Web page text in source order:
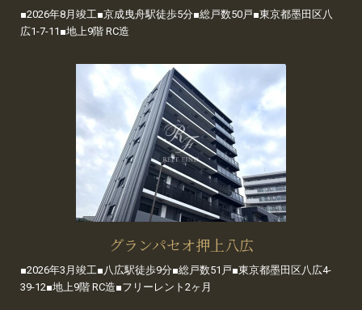
■2026年8月竣工■京成曳舟駅徒歩5分■総戸数50戸■東京都墨田区八
広1-7-11■地上9階 RC造
グランパセオ押上八広
■2026年3月竣工■八広駅徒歩9分■総戸数51戸■東京都墨田区八広4-
39-12■地上9階 RC造■フリーレント2ヶ月